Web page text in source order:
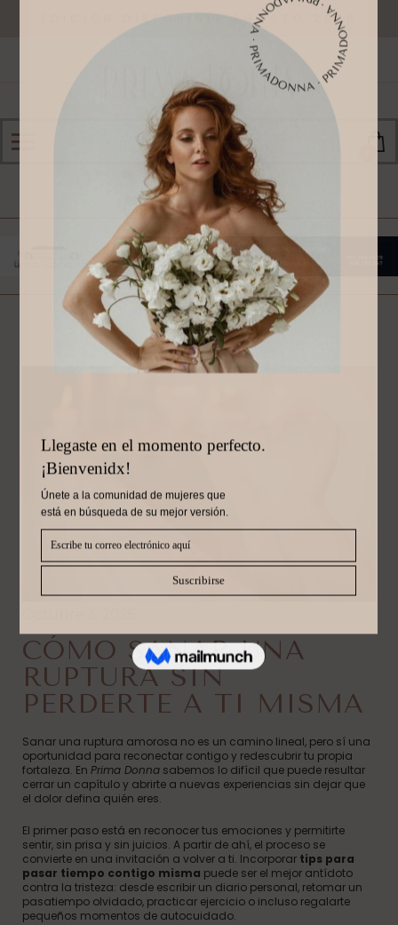
EDICIÓN DISPONIBLE AGOSTO 2026
CÓMO SANAR UNA
RUPTURA SIN
PERDERTE A TI MISMA
Sanar una ruptura amorosa no es un camino lineal, pero sí una
oportunidad para reconectar contigo y redescubrir tu propia
fortaleza. En Prima Donna sabemos lo difícil que puede resultar
cerrar un capítulo y abrirte a nuevas experiencias sin dejar que
el dolor defina quién eres.
El primer paso está en reconocer tus emociones y permitirte
sentir, sin prisa y sin juicios. A partir de ahí, el proceso se
convierte en una invitación a volver a ti. Incorporar tips para
pasar tiempo contigo misma puede ser el mejor antídoto
contra la tristeza: desde escribir un diario personal, retomar un
pasatiempo olvidado, practicar ejercicio o incluso regalarte
pequeños momentos de autocuidado.